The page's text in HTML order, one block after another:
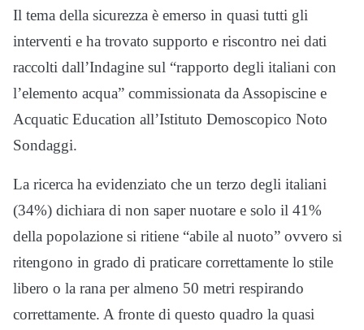
Il tema della sicurezza è emerso in quasi tutti gli
interventi e ha trovato supporto e riscontro nei dati
raccolti dall’Indagine sul “rapporto degli italiani con
l’elemento acqua” commissionata da Assopiscine e
Acquatic Education all’Istituto Demoscopico Noto
Sondaggi.
La ricerca ha evidenziato che un terzo degli italiani
(34%) dichiara di non saper nuotare e solo il 41%
della popolazione si ritiene “abile al nuoto” ovvero si
ritengono in grado di praticare correttamente lo stile
libero o la rana per almeno 50 metri respirando
correttamente. A fronte di questo quadro la quasi